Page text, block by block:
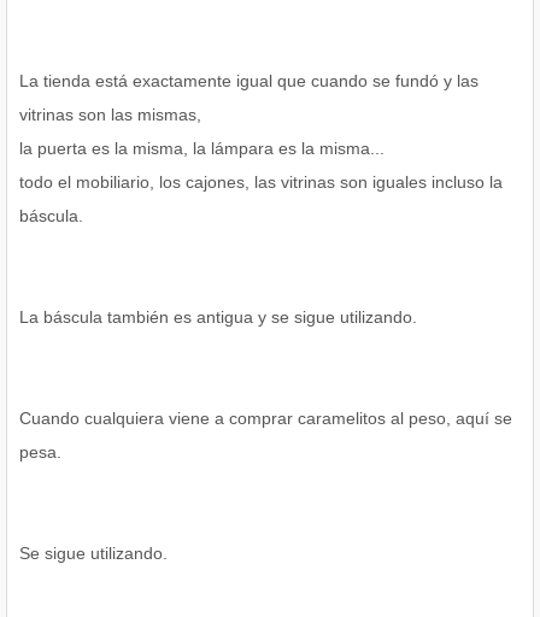
La tienda está exactamente igual que cuando se fundó y las
vitrinas son las mismas,
la puerta es la misma, la lámpara es la misma...
todo el mobiliario, los cajones, las vitrinas son iguales incluso la
báscula.
La báscula también es antigua y se sigue utilizando.
Cuando cualquiera viene a comprar caramelitos al peso, aquí se
pesa.
Se sigue utilizando.